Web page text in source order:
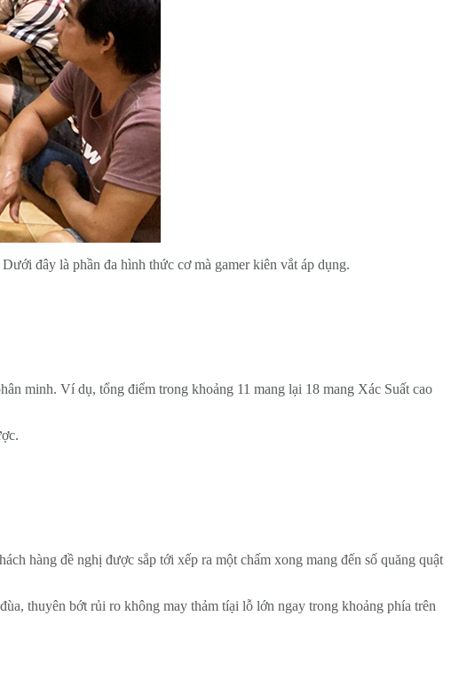
đây là phần đa hình thức cơ mà gamer kiên vắt áp dụng.
minh. Ví dụ, tổng điểm trong khoảng 11 mang lại 18 mang Xác Suất cao
hàng đề nghị được sắp tới xếp ra một chấm xong mang đến số quăng quật
thuyên bớt rủi ro không may thảm tíại lỗ lớn ngay trong khoảng phía trên